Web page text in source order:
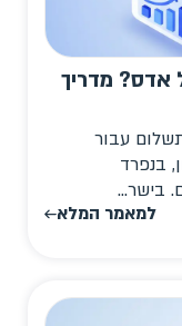
אדס? מדריך
עבור
בנפרד
בישר...
למאמר המלא